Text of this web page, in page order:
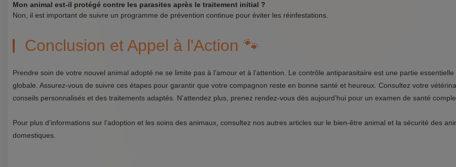
Mon animal est-il protégé contre les parasites après le traitement initial ?
Non, il est important de suivre un programme de prévention continue pour éviter les réinfestations.
Conclusion et Appel à l'Action 🐾
Prendre soin de votre nouvel animal adopté ne se limite pas à l’amour et à l’attention. Le contrôle antiparasitaire est une partie
globale. Assurez-vous de suivre ces étapes pour garantir que votre compagnon reste en bonne santé et heureux. Consultez votre
conseils personnalisés et des traitements adaptés. N’attendez plus, prenez rendez-vous dès aujourd’hui pour un examen de santé
Pour plus d’informations sur l’adoption et les soins des animaux, consultez nos autres articles sur le bien-être animal et la sécurité des
domestiques.